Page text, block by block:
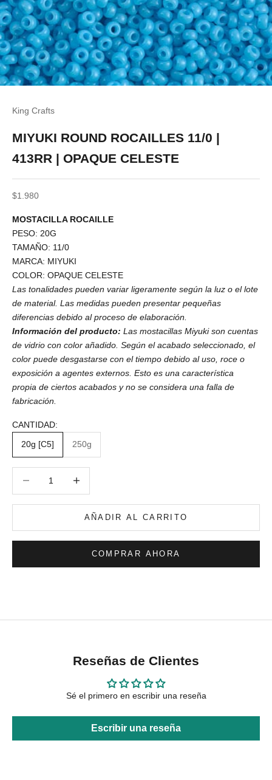
King Crafts
MIYUKI ROUND ROCAILLES 11/0 |
413RR | OPAQUE CELESTE
Precio de oferta
$1.980
MOSTACILLA ROCAILLE
PESO: 20G
TAMAÑO: 11/0
MARCA: MIYUKI
COLOR: OPAQUE CELESTE
Las tonalidades pueden variar ligeramente según la luz o el lote
de material. Las medidas pueden presentar pequeñas
diferencias debido al proceso de elaboración.
Información del producto: Las mostacillas Miyuki son cuentas
de vidrio con color añadido. Según el acabado seleccionado, el
color puede desgastarse con el tiempo debido al uso, roce o
exposición a agentes externos. Esto es una característica
propia de ciertos acabados y no se considera una falla de
fabricación.
CANTIDAD:
20g [C5] 250g
AÑADIR AL CARRITO
COMPRAR AHORA
Reseñas de Clientes
Sé el primero en escribir una reseña
Escribir una reseña